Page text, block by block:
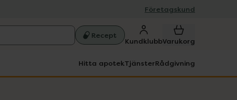
Företagskund
Recept
KundklubbVarukorg
Hitta apotekTjänsterRådgivning